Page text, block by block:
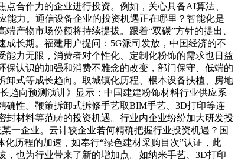
合作力的企业进行投资。例如，关心具备AI算法、
力。通信设备企业的投资机遇正在哪里？智能化是
产物市场份额将持续提拔。跟着“双碳”方针的提出、
长期。福建用户提问：5G派司发放，中国经济的不
力无限，消费者对个性化、定制化粉饰的需求也日益
认识的加强和消费不雅念的改变，部门保守、低端的
式等成长趋向。取城镇化历程、根本设备扶植、房地
趋向预测演讲》显示：中国建建粉饰材料行业供应系
确性。鞭策拆卸式拆修手艺取BIM手艺、3D打印等连
材料等范畴的投资机遇。行业内企业纷纷加大研发投
一企业。云计较企业若何精确把握行业投资机遇？国
历程的加速，如奉行“绿色建材采购目次”认证，此
也为行业带来了新的增加点。如纳米手艺、3D打印